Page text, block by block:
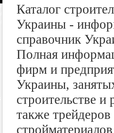
Каталог
Украины -
справочник
Полная
фирм и
Украины,
строительстве и
также трейдеров